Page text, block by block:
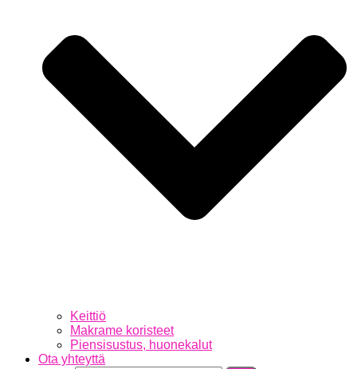
Keittiö
Makrame koristeet
Piensisustus, huonekalut
Ota yhteyttä